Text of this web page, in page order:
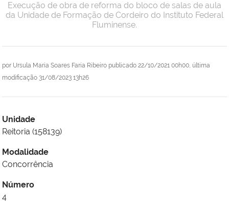
por Ursula Maria Soares Faria Ribeiro publicado 22/10/2021 00h00, última
modificação 31/08/2023 13h26
Execução de obra de reforma do bloco de salas de aula
da Unidade de Formação de Cordeiro do Instituto Federal
Fluminense.
Unidade
Reitoria (158139)
Modalidade
Concorrência
Número
4